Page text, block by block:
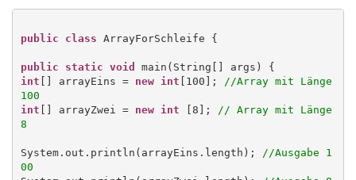
public class ArrayForSchleife {
public static void
int [] arrayEins = new int [100];
//Array mit Länge
100
int [] arrayZwei = new int [8];
// Array mit Länge
8
System.out.println(arrayEins.length);
//Ausgabe 1
00